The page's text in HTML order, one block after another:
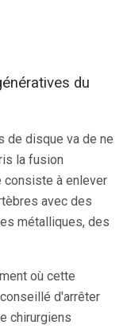
du
de disque va de ne
la fusion
consiste à enlever
avec des
métalliques, des
où cette
d'arrêter
chirurgiens